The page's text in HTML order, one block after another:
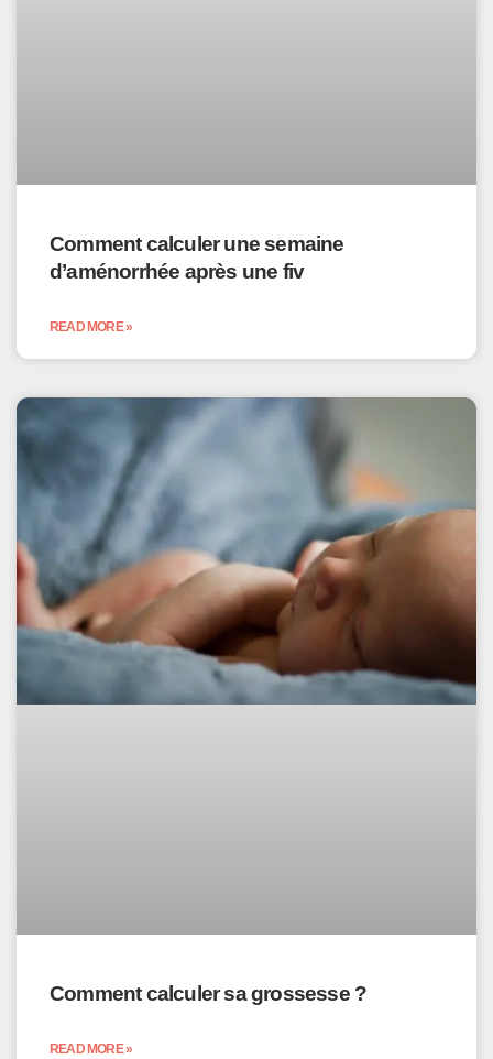
Comment calculer une semaine
d’aménorrhée après une fiv
READ MORE »
Comment calculer sa grossesse ?
READ MORE »